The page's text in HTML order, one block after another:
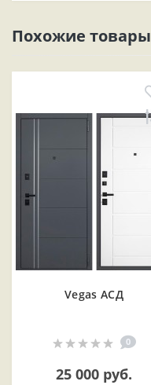
Похожие товары
Vegas АСД
0
25 000 руб.